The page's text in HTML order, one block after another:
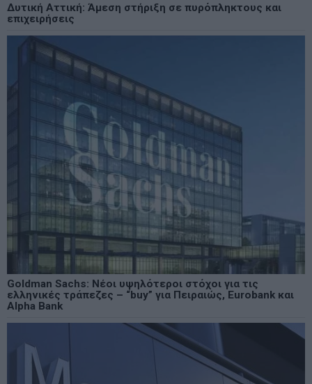
Δυτική Αττική: Άμεση στήριξη σε πυρόπληκτους και
επιχειρήσεις
Goldman Sachs: Νέοι υψηλότεροι στόχοι για τις
ελληνικές τράπεζες – “buy” για Πειραιώς, Eurobank και
Alpha Bank